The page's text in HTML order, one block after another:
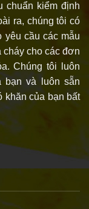
chuẩn kiểm định
ra, chúng tôi có
yêu cầu các mẫu
cháy cho các đơn
Chúng tôi luôn
bạn và luôn sẵn
khăn của bạn bất